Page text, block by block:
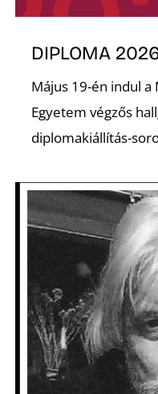
DIPLOMA
Május 19-én indul a
Egyetem végzős
diplomakiállítás-